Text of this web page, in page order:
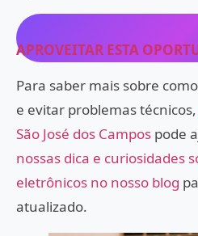
APROVEITAR ESTA
Para saber mais sobre
e evitar problemas técnicos,
São José dos Campos pode
nossas dica e curiosidades
eletrônicos no nosso blog
atualizado.